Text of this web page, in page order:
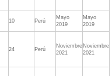
10 Perú
Mayo
2019
Mayo
2019
24 Perú
Noviembre
2021
Noviembre
2021